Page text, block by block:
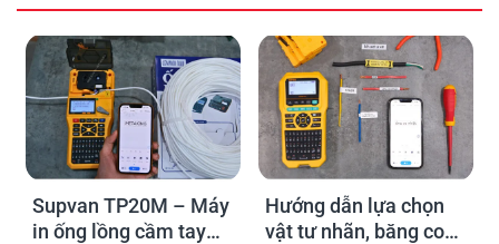
Hướng dẫn lựa chọn
vật tư nhãn, băng co
Supvan G15M Pro –
Máy in nhãn cầm tay